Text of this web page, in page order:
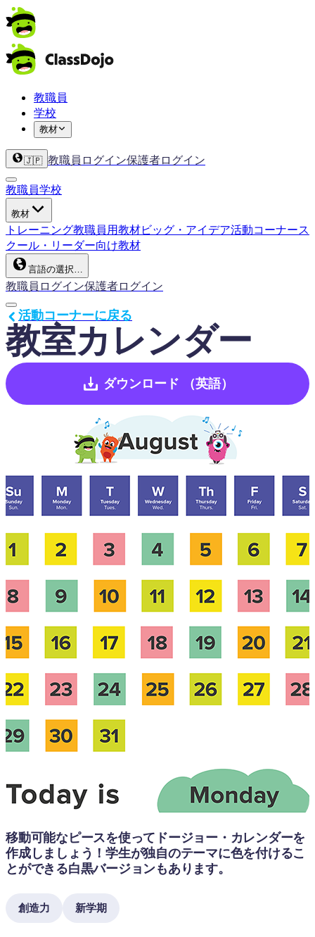
教職員
学校
教材
🇯🇵 教職員ログイン保護者ログイン
教職員学校
教材
トレーニング教職員用教材ビッグ・アイデア活動コーナース
クール・リーダー向け教材
言語の選択…
教職員ログイン保護者ログイン
教室カレンダー
活動コーナーに戻る
ダウンロード （英語）
移動可能なピースを使ってドージョー・カレンダーを
作成しましょう！学生が独自のテーマに色を付けるこ
とができる白黒バージョンもあります。
創造力 新学期